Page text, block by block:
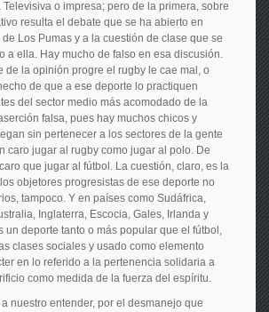
Televisiva o impresa; pero de la primera, sobre
resulta el debate que se ha abierto en
Los Pumas y a la cuestión de clase que se
a ella. Hay mucho de falso en esa discusión.
de la opinión progre el rugby le cae mal, o
de que a ese deporte lo practiquen
del sector medio más acomodado de la
falsa, pues hay muchos chicos y
sin pertenecer a los sectores de la gente
caro jugar al rugby como jugar al polo. De
que jugar al fútbol. La cuestión, claro, es la
objetores progresistas de ese deporte no
tampoco. Y en países como Sudáfrica,
Inglaterra, Escocia, Gales, Irlanda y
un deporte tanto o más popular que el fútbol,
clases sociales y usado como elemento
en lo referido a la pertenencia solidaria a
como medida de la fuerza del espíritu.
nuestro entender, por el desmanejo que